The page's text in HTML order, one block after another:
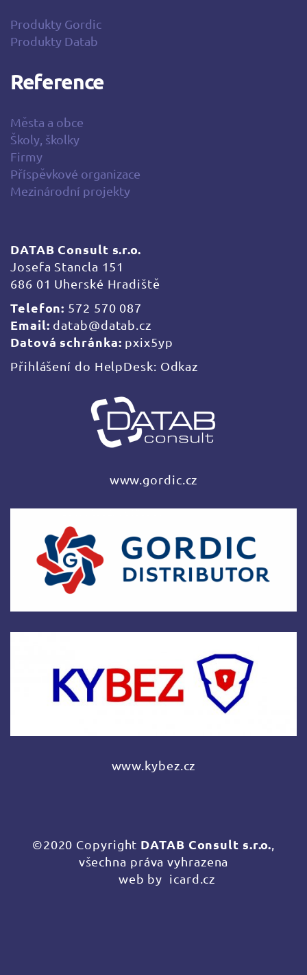
Produkty Gordic
Produkty Datab
Reference
Města a obce
Školy, školky
Firmy
Příspěvkové organizace
Mezinárodní projekty
DATAB Consult s.r.o.
Josefa Stancla 151
686 01 Uherské Hradiště
Telefon: 572 570 087
Email: datab@datab.cz
Datová schránka: pxix5yp
Přihlášení do HelpDesk: Odkaz
www.gordic.cz
www.kybez.cz
©2020 Copyright DATAB Consult s.r.o.
všechna práva vyhrazena
web by icard.cz